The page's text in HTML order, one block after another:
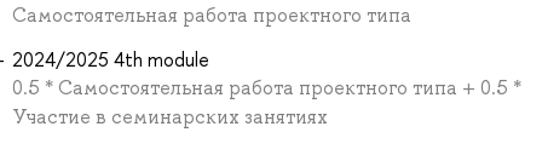
Самостоятельная работа проектного типа
2024/2025 4th module
0.5 * Самостоятельная работа проектного типа + 0.5 *
Участие в семинарских занятиях